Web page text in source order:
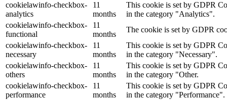
cookielawinfo-checkbox-
analytics
11
months
This cookie is set by GDPR
in the category "Analytics".
cookielawinfo-checkbox-
functional
11
months
The cookie is set by GDPR
cookielawinfo-checkbox-
necessary
11
months
This cookie is set by GDPR
in the category "Necessary".
cookielawinfo-checkbox-
others
11
months
This cookie is set by GDPR
in the category "Other.
cookielawinfo-checkbox-
performance
11
months
This cookie is set by GDPR
in the category "Performance".